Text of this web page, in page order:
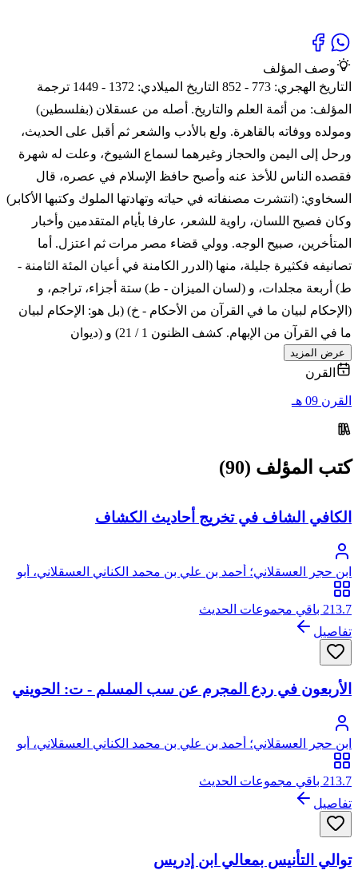
وصف المؤلف
التاريخ الهجري: 773 - 852 التاريخ الميلادي: 1372 - 1449 ترجمة
المؤلف: من أئمة العلم والتاريخ. أصله من عسقلان (بفلسطين)
ومولده ووفاته بالقاهرة. ولع بالأدب والشعر ثم أقبل على الحديث،
ورحل إلى اليمن والحجاز وغيرهما لسماع الشيوخ، وعلت له شهرة
فقصده الناس للأخذ عنه وأصبح حافظ الإسلام في عصره، قال
السخاوي: (انتشرت مصنفاته في حياته وتهادتها الملوك وكتبها الأكابر)
وكان فصيح اللسان، راوية للشعر، عارفا بأيام المتقدمين وأخبار
المتأخرين، صبيح الوجه. وولي قضاء مصر مرات ثم اعتزل. أما
تصانيفه فكثيرة جليلة، منها (الدرر الكامنة في أعيان المئة الثامنة -
ط) أربعة مجلدات، و (لسان الميزان - ط) ستة أجزاء، تراجم، و
(الإحكام لبيان ما في القرآن من الأحكام - خ) (بل هو: الإحكام لبيان
ما في القرآن من الإبهام. كشف الظنون 1 / 21) و (ديوان
عرض المزيد
القرن
القرن 09 هـ
كتب المؤلف (90)
الكافي الشاف في تخريج أحاديث الكشاف
ابن حجر العسقلاني؛ أحمد بن علي بن محمد الكناني العسقلاني، أبو
الفضل، شهاب الدين، ابن حجر
213.7 باقي مجموعات الحديث
تفاصيل
الأربعون في ردع المجرم عن سب المسلم - ت: الحويني
ابن حجر العسقلاني؛ أحمد بن علي بن محمد الكناني العسقلاني، أبو
الفضل، شهاب الدين، ابن حجر
213.7 باقي مجموعات الحديث
تفاصيل
توالي التأنيس بمعالي ابن إدريس